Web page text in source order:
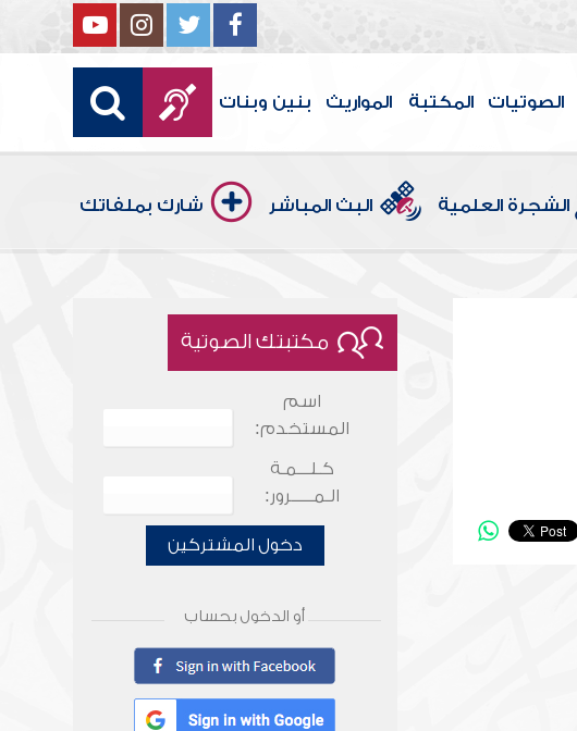
الصوتيات المكتبة المواريث بنين وبنات
الشجرة العلمية البث المباشر شارك بملفاتك
مكتبتك الصوتية
اسم
المستخدم:
كـلـــمـة
الـمـــــرور:
دخول المشتركين
أو الدخول بحساب